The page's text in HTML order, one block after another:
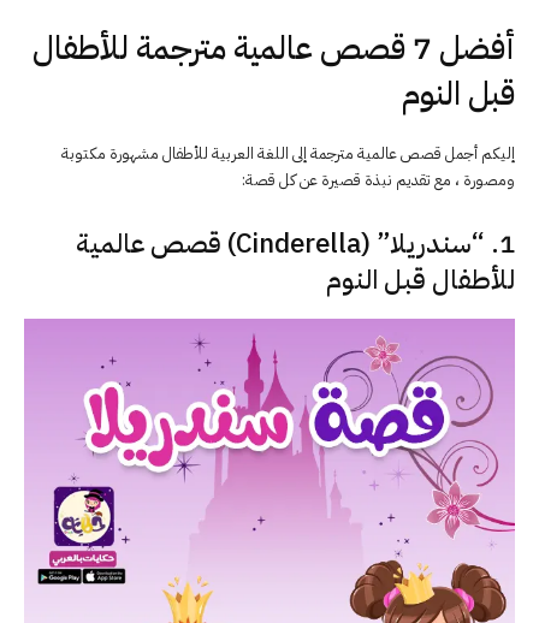
أفضل 7 قصص عالمية مترجمة للأطفال
قبل النوم
إليكم أجمل قصص عالمية مترجمة إلى اللغة العربية للأطفال مشهورة مكتوبة
ومصورة ، مع تقديم نبذة قصيرة عن كل قصة:
1. “سندريلا” (Cinderella) قصص عالمية
للأطفال قبل النوم